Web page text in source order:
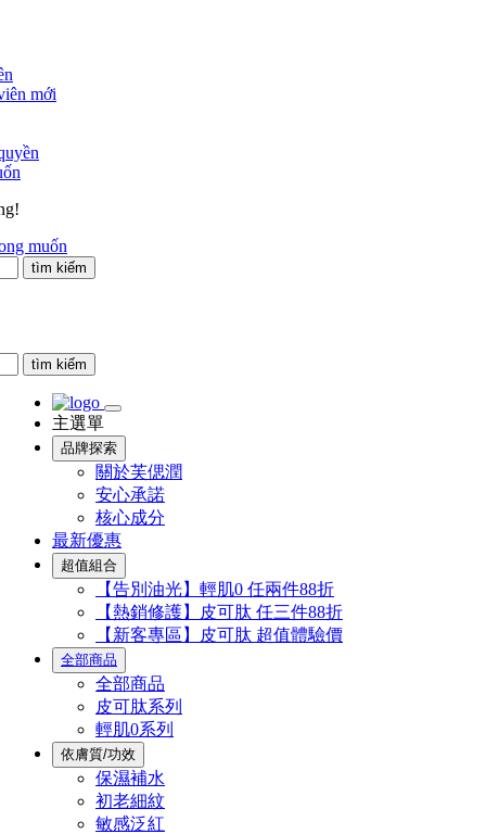
mới
muốn
tìm kiếm
tìm kiếm
主選單
品牌探索
關於芙偲潤
安心承諾
核心成分
最新優惠
超值組合
【告別油光】輕肌0 任兩件88折
【熱銷修護】皮可肽 任三件88折
【新客專區】皮可肽 超值體驗價
全部商品
全部商品
皮可肽系列
輕肌0系列
依膚質/功效
保濕補水
初老細紋
敏感泛紅